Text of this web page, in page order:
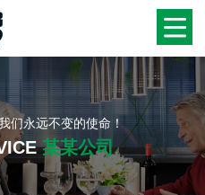
们永远不变的使命！
某某公司